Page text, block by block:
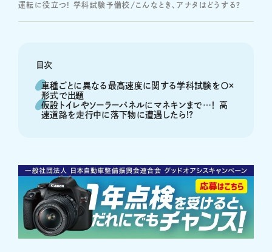
運転に役立つ! 学科試験予備校/こんなとき、アナタはどうする？
目次
車種ごとに異なる最高速度に関する学科試験を〇×
形式で出題
仮設トイレやソーラーパネルにマネキンまで…！ 高
速道路を走行中に落下物に遭遇したら!?